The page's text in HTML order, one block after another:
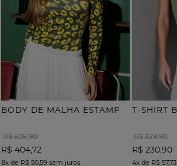
R$ 505,90
R$ 404,72
8x de R$ 50,59 sem juros
R$ 329,90
R$ 230,90
4x de R$ 57,73